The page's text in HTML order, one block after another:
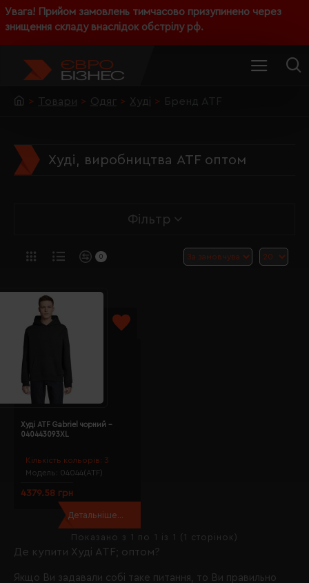
Увага! Прийом замовлень тимчасово призупинено через
знищення складу внаслідок обстрілу рф.
Товари Одяг Худі Бренд ATF
Худі, виробництва ATF оптом
Де купити Худі ATF; оптом?
Якщо Ви задавали собі таке питання, то Ви правильно
Фільтр
0
Кількість кольорів: 3
Модель: 04044(ATF)
Худі ATF Gabriel чорний -
040443093XL
4379.58 грн
Детальніше...
Показано з 1 по 1 із 1 (1 сторінок)